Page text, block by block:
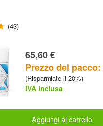
(43)
65,60 €
Prezzo del pacco:
(Risparmiate il 20%)
IVA inclusa
Aggiungi al carrello